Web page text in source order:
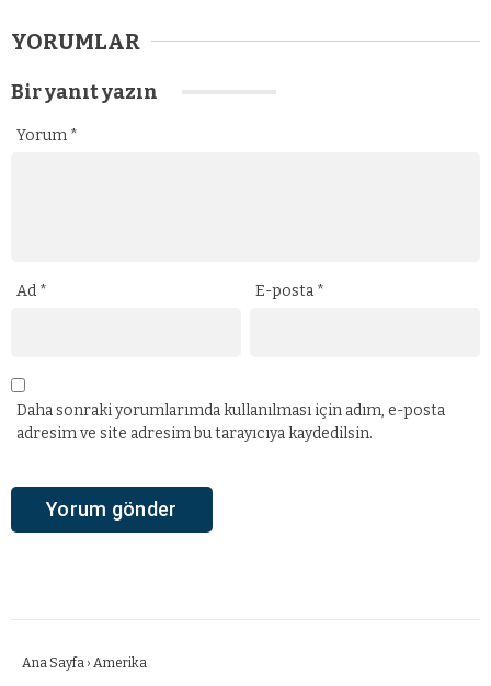
YORUMLAR
Bir yanıt yazın
Yorum *
Ad * E-posta *
Daha sonraki yorumlarımda kullanılması için adım, e-posta
adresim ve site adresim bu tarayıcıya kaydedilsin.
Ana Sayfa › Amerika